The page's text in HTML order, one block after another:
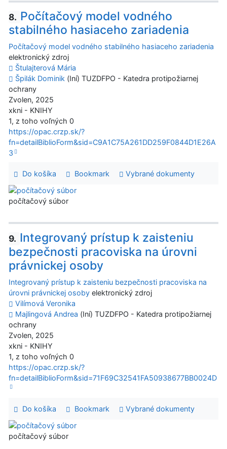
8. Počítačový model vodného
stabilného hasiaceho zariadenia
Počítačový model vodného stabilného hasiaceho zariadenia
elektronický zdroj
Štulajterová Mária
Špilák Dominik (Iní) TUZDFPO - Katedra protipožiarnej
ochrany
Zvolen, 2025
xkni - KNIHY
1, z toho voľných 0
https://opac.crzp.sk/?
fn=detailBiblioForm&sid=C9A1C75A261DD259F0844D1E26A
3
Do košíka Bookmark Vybrané dokumenty
počítačový súbor
9. Integrovaný prístup k zaisteniu
bezpečnosti pracoviska na úrovni
právnickej osoby
Integrovaný prístup k zaisteniu bezpečnosti pracoviska na
úrovni právnickej osoby elektronický zdroj
Vilímová Veronika
Majlingová Andrea (Iní) TUZDFPO - Katedra protipožiarnej
ochrany
Zvolen, 2025
xkni - KNIHY
1, z toho voľných 0
https://opac.crzp.sk/?
fn=detailBiblioForm&sid=71F69C32541FA50938677BB0024D
Do košíka Bookmark Vybrané dokumenty
počítačový súbor